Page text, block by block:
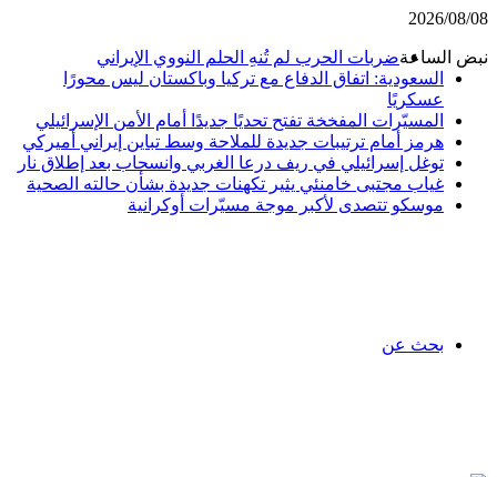
2026/08/08
نبض الساعةضربات الحرب لم تُنهِ الحلم النووي الإيراني
السعودية: اتفاق الدفاع مع تركيا وباكستان ليس محورًا
عسكريًا
المسيّرات المفخخة تفتح تحديًا جديدًا أمام الأمن الإسرائيلي
هرمز أمام ترتيبات جديدة للملاحة وسط تباين إيراني أميركي
توغل إسرائيلي في ريف درعا الغربي وانسحاب بعد إطلاق نار
غياب مجتبى خامنئي يثير تكهنات جديدة بشأن حالته الصحية
موسكو تتصدى لأكبر موجة مسيّرات أوكرانية
بحث عن